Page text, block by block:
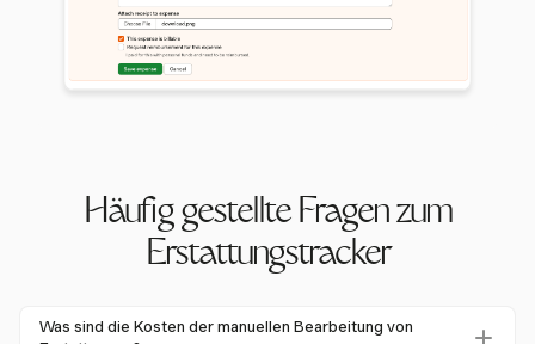
Häufig gestellte Fragen zum
Erstattungstracker
Was sind die Kosten der manuellen Bearbeitung von